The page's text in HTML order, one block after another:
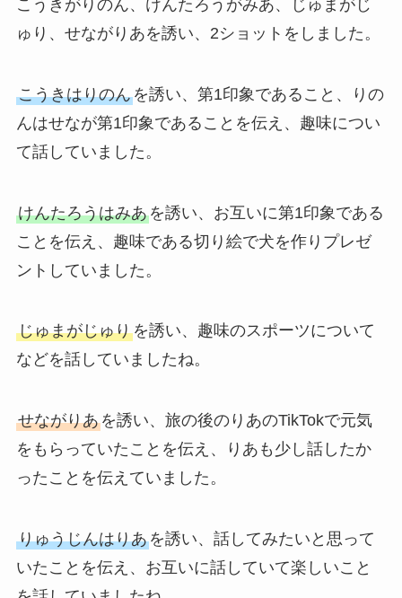
こうきがりのん、けんたろうがみあ、じゅまがじ
ゅり、せながりあを誘い、2ショットをしました。
こうきはりのんを誘い、第1印象であること、りの
んはせなが第1印象であることを伝え、趣味につい
て話していました。
けんたろうはみあを誘い、お互いに第1印象である
ことを伝え、趣味である切り絵で犬を作りプレゼ
ントしていました。
じゅまがじゅりを誘い、趣味のスポーツについて
などを話していましたね。
せながりあを誘い、旅の後のりあのTikTokで元気
をもらっていたことを伝え、りあも少し話したか
ったことを伝えていました。
りゅうじんはりあを誘い、話してみたいと思って
いたことを伝え、お互いに話していて楽しいこと